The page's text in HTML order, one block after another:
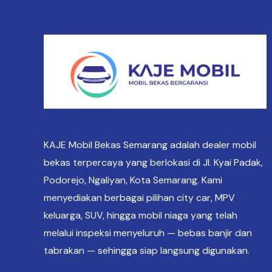
KAJE Mobil Bekas Semarang adalah dealer mobil
bekas terpercaya yang berlokasi di Jl. Kyai Padak,
Podorejo, Ngaliyan, Kota Semarang. Kami
menyediakan berbagai pilihan city car, MPV
keluarga, SUV, hingga mobil niaga yang telah
melalui inspeksi menyeluruh — bebas banjir dan
tabrakan — sehingga siap langsung digunakan.